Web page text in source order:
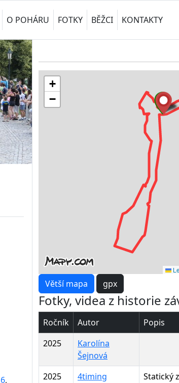
O POHÁRU FOTKY BĚŽCI KONTAKTY
,
+
−
Větší mapa gpx
Fotky, videa z historie
Ročník Autor
Popis
2025
Karolína
Šejnová
2025
4timing
Statický